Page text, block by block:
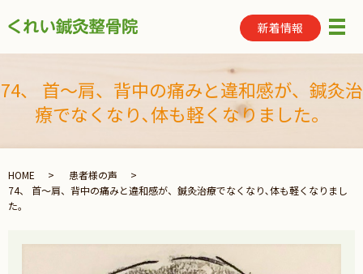
新着情報 メ
74、 首～肩、背中の痛みと違和感が、鍼灸治
療でなくなり､体も軽くなりました。
HOME
患者様の声
74、 首～肩、背中の痛みと違和感が、鍼灸治療でなくなり､体も軽くなりまし
た。